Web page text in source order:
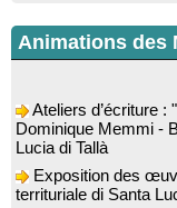
Animations des
Dominique Memmi -
Lucia di Tallà
territuriale di Santa